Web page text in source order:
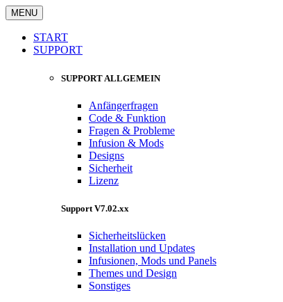
MENU
START
SUPPORT
SUPPORT ALLGEMEIN
Anfängerfragen
Code & Funktion
Fragen & Probleme
Infusion & Mods
Designs
Sicherheit
Lizenz
Support V7.02.xx
Sicherheitslücken
Installation und Updates
Infusionen, Mods und Panels
Themes und Design
Sonstiges